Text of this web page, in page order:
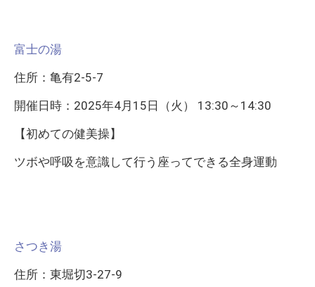
富士の湯
住所：亀有2-5-7
開催日時：2025年4月15日（火） 13:30～14:30
【初めての健美操】
ツボや呼吸を意識して行う座ってできる全身運動
さつき湯
住所：東堀切3-27-9